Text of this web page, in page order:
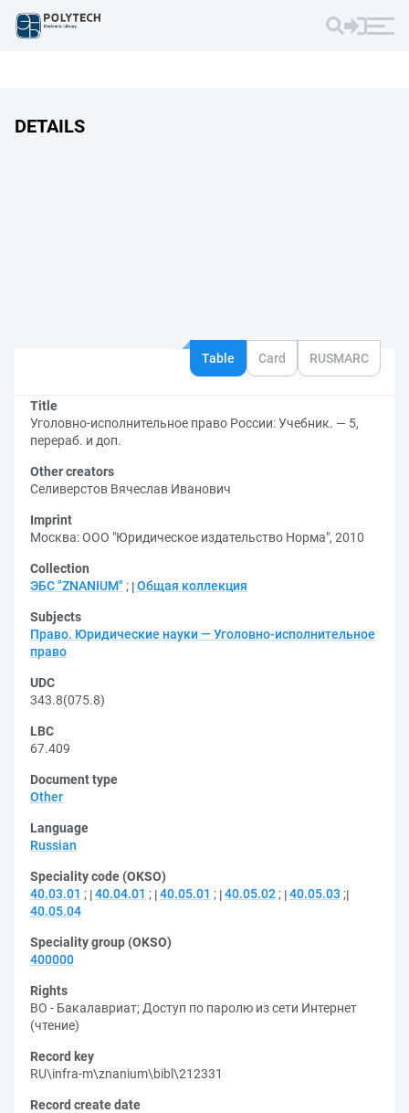
DETAILS
Table Card RUSMARC
Title
Уголовно-исполнительное право России: Учебник. — 5,
перераб. и доп.
Other creators
Селиверстов Вячеслав Иванович
Imprint
Москва: ООО "Юридическое издательство Норма", 2010
Collection
ЭБС "ZNANIUM" ; Общая коллекция
Subjects
Право. Юридические науки — Уголовно-исполнительное
право
UDC
343.8(075.8)
LBC
67.409
Document type
Other
Language
Russian
Speciality code (OKSO)
40.03.01 ; 40.04.01 ; 40.05.01 ; 40.05.02 ; 40.05.03 ;
40.05.04
Speciality group (OKSO)
400000
Rights
ВО - Бакалавриат; Доступ по паролю из сети Интернет
(чтение)
Record key
RU\infra-m\znanium\bibl\212331
Record create date